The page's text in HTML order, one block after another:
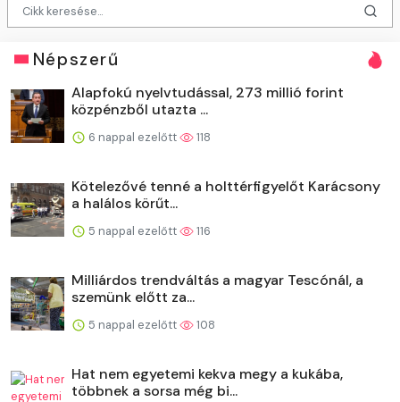
Népszerű
Alapfokú nyelvtudással, 273 millió forint
közpénzből utazta ...
6 nappal ezelőtt 118
Kötelezővé tenné a holttérfigyelőt Karácsony
a halálos körűt...
5 nappal ezelőtt 116
Milliárdos trendváltás a magyar Tescónál, a
szemünk előtt za...
5 nappal ezelőtt 108
Hat nem egyetemi kekva megy a kukába,
többnek a sorsa még bi...